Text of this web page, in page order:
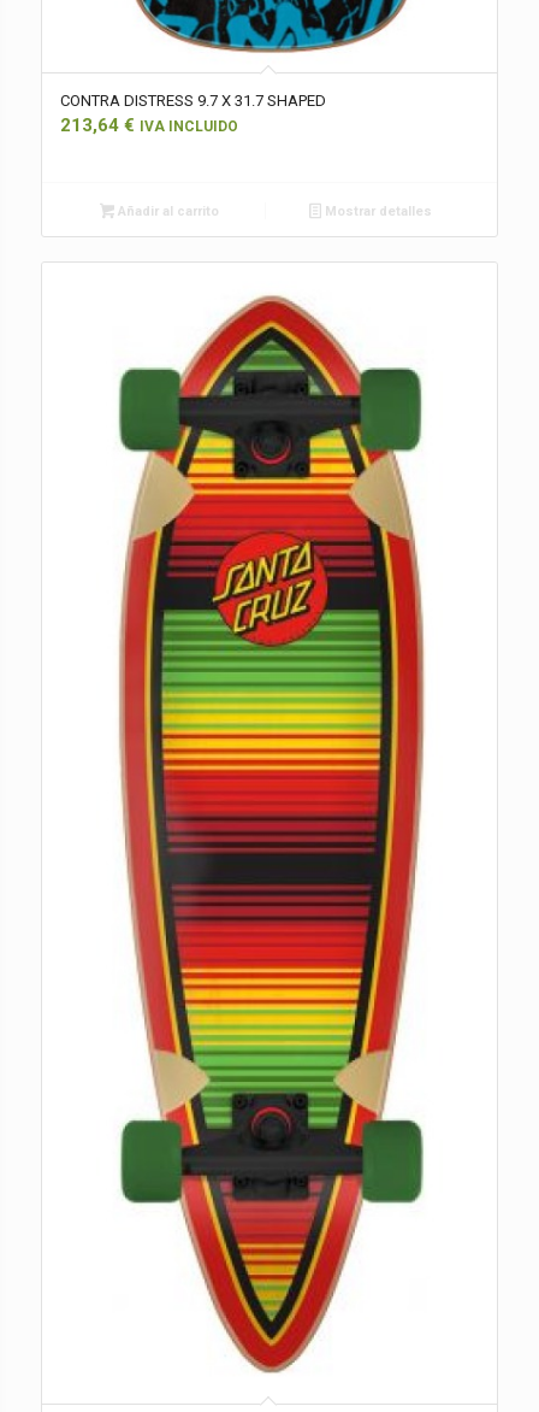
CONTRA DISTRESS 9.7 X 31.7 SHAPED
213,64 € IVA INCLUIDO
Añadir al carrito Mostrar detalles